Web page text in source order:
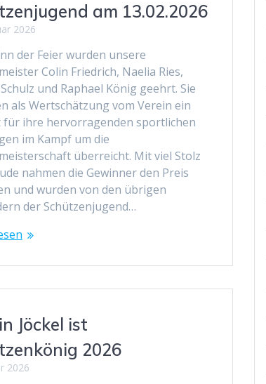
am 13.02.2026
2026
der Feier wurden unsere
Colin Friedrich, Naelia Ries,
und Raphael König geehrt. Sie
als Wertschätzung vom Verein ein
für ihre hervorragenden sportlichen
im Kampf um die
überreicht. Mit viel Stolz
nahmen die Gewinner den Preis
und wurden von den übrigen
der Schützenjugend…
Jöckel ist
2026
2026